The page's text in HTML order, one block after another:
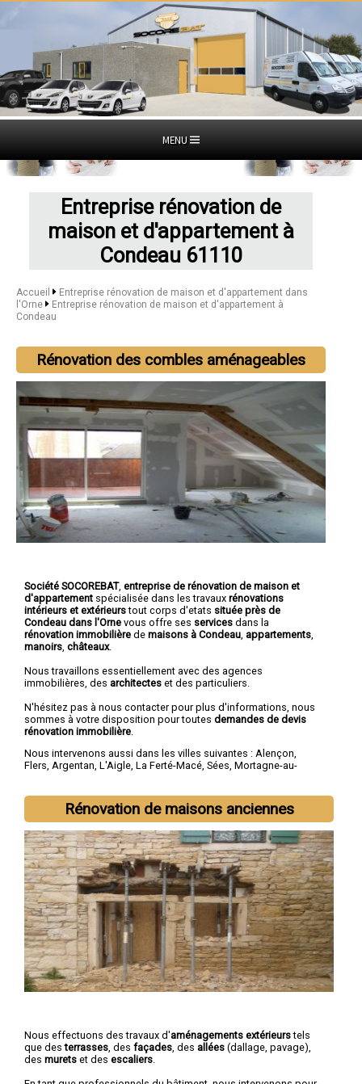
MENU
Entreprise rénovation de
maison et d'appartement à
Condeau 61110
Accueil
Entreprise rénovation de maison et d'appartement dans
l'Orne
Entreprise rénovation de maison et d'appartement à
Condeau
Rénovation des combles aménageables
Société SOCOREBAT, entreprise de rénovation de maison et
d'appartement spécialisée dans les travaux rénovations
intérieurs et extérieurstout corps d'etats située près de
Condeau dans l'Orne vous offre ses services dans la
rénovation immobilière de maisons à Condeau appartements
manoirs châteaux.
Nous travaillons essentiellement avec des agences
immobilières, des architectes et des particuliers.
N'hésitez pas à nous contacter pour plus d'informations, nous
sommes à votre disposition pour toutes demandes de devis
rénovation immobilière
Nous intervenons aussi dans les villes suivantes : Alençon,
Flers, Argentan, L'Aigle, La Ferté-Macé, Sées, Mortagne-au-
Rénovation de maisons anciennes
Nous effectuons des travaux d'aménagements extérieurstels
que desterrasses , des façades , des allées (dallage, pavage),
des murets et des escaliers